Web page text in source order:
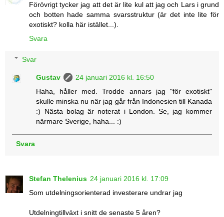
Förövrigt tycker jag att det är lite kul att jag och Lars i grund
och botten hade samma svarsstruktur (är det inte lite för
exotiskt? kolla här istället...).
Svara
Svar
Gustav
24 januari 2016 kl. 16:50
Haha, håller med. Trodde annars jag "för exotiskt"
skulle minska nu när jag går från Indonesien till Kanada
:) Nästa bolag är noterat i London. Se, jag kommer
närmare Sverige, haha... :)
Svara
Stefan Thelenius 24 januari 2016 kl. 17:09
Som utdelningsorienterad investerare undrar jag
Utdelningtillväxt i snitt de senaste 5 åren?